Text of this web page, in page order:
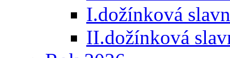
I.dožínková
II.dožínková